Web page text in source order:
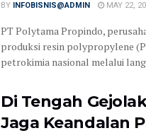
BY INFOBISNIS@ADMIN MAY 22,
PT Polytama Propindo,
produksi resin polypropylene
petrokimia nasional melalui
Di Tengah
Jaga Keandalan